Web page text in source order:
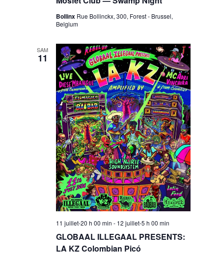
Bollinx Rue Bollinckx, 300, Forest - Brussel,
Belgium
SAM
11
GLOBAAL ILLEGAAL PRESENTS:
LA KZ Colombian Picó
11 juillet-20 h 00 min - 12 juillet-5 h 00 min